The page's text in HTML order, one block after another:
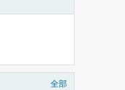
全部